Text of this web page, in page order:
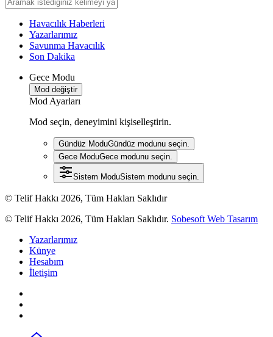
Havacılık Haberleri
Yazarlarımız
Savunma Havacılık
Son Dakika
Gece Modu
Mod değiştir
Mod Ayarları
Mod seçin, deneyimini kişiselleştirin.
Gündüz ModuGündüz modunu seçin.
Gece ModuGece modunu seçin.
Sistem ModuSistem modunu seçin.
© Telif Hakkı 2026, Tüm Hakları Saklıdır
© Telif Hakkı 2026, Tüm Hakları Saklıdır. Sobesoft Web Tasarım
Yazarlarımız
Künye
Hesabım
İletişim